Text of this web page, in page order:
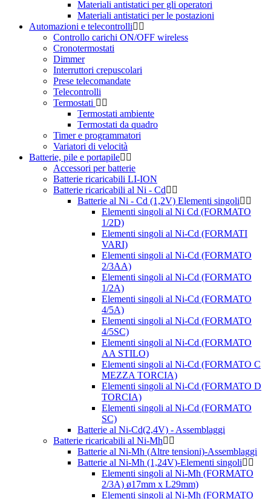
Materiali antistatici per gli operatori
Materiali antistatici per le postazioni
Automazioni e telecontrolli
Controllo carichi ON/OFF wireless
Cronotermostati
Dimmer
Interruttori crepuscolari
Prese telecomandate
Telecontrolli
Termostati
Termostati ambiente
Termostati da quadro
Timer e programmatori
Variatori di velocità
Batterie, pile e portapile
Accessori per batterie
Batterie ricaricabili LI-ION
Batterie ricaricabili al Ni - Cd
Batterie al Ni - Cd (1,2V) Elementi singoli
Elementi singoli al Ni Cd (FORMATO
1/2D)
Elementi singoli al Ni-Cd (FORMATI
VARI)
Elementi singoli al Ni-Cd (FORMATO
2/3AA)
Elementi singoli al Ni-Cd (FORMATO
1/2A)
Elementi singoli al Ni-Cd (FORMATO
4/5A)
Elementi singoli al Ni-Cd (FORMATO
4/5SC)
Elementi singoli al Ni-Cd (FORMATO
AA STILO)
Elementi singoli al Ni-Cd (FORMATO C
MEZZA TORCIA)
Elementi singoli al Ni-Cd (FORMATO D
TORCIA)
Elementi singoli al Ni-Cd (FORMATO
SC)
Batterie al Ni-Cd(2,4V) - Assemblaggi
Batterie ricaricabili al Ni-Mh
Batterie al Ni-Mh (Altre tensioni)-Assemblaggi
Batterie al Ni-Mh (1,24V)-Elementi singoli
Elementi singoli al Ni-Mh (FORMATO
2/3A) ø17mm x L29mm)
Elementi singoli al Ni-Mh (FORMATO